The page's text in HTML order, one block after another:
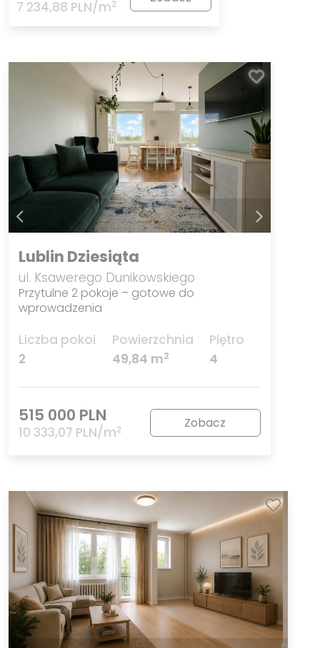
7 234,88 PLN/m2
Lublin Dziesiąta
ul. Ksawerego Dunikowskiego
Przytulne 2 pokoje – gotowe do
wprowadzenia
Liczba pokoi
2
Powierzchnia
49,84 m2
Piętro
4
515 000 PLN
10 333,07 PLN/m2 Zobacz